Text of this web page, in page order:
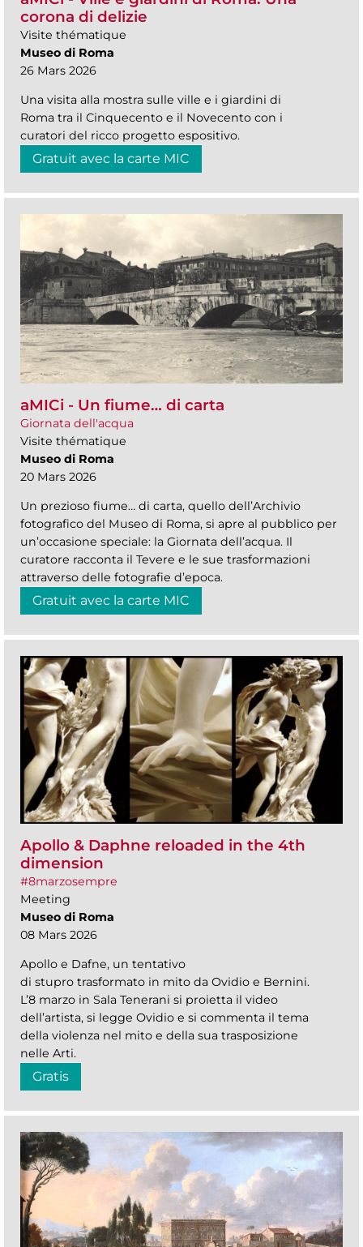
corona di delizie
Visite thématique
Museo di Roma
26 Mars 2026
Una visita alla mostra sulle ville e i giardini di
Roma tra il Cinquecento e il Novecento con i
curatori del ricco progetto espositivo.
Gratuit avec la carte MIC
aMICi - Un fiume… di carta
Giornata dell'acqua
Visite thématique
Museo di Roma
20 Mars 2026
Un prezioso fiume… di carta, quello dell’Archivio
fotografico del Museo di Roma, si apre al pubblico per
un’occasione speciale: la Giornata dell’acqua. Il
curatore racconta il Tevere e le sue trasformazioni
attraverso delle fotografie d’epoca.
Gratuit avec la carte MIC
Apollo & Daphne reloaded in the 4th
dimension
#8marzosempre
Meeting
Museo di Roma
08 Mars 2026
Apollo e Dafne, un tentativo
di stupro trasformato in mito da Ovidio e Bernini.
L’8 marzo in Sala Tenerani si proietta il video
dell’artista, si legge Ovidio e si commenta il tema
della violenza nel mito e della sua trasposizione
nelle Arti.
Gratis